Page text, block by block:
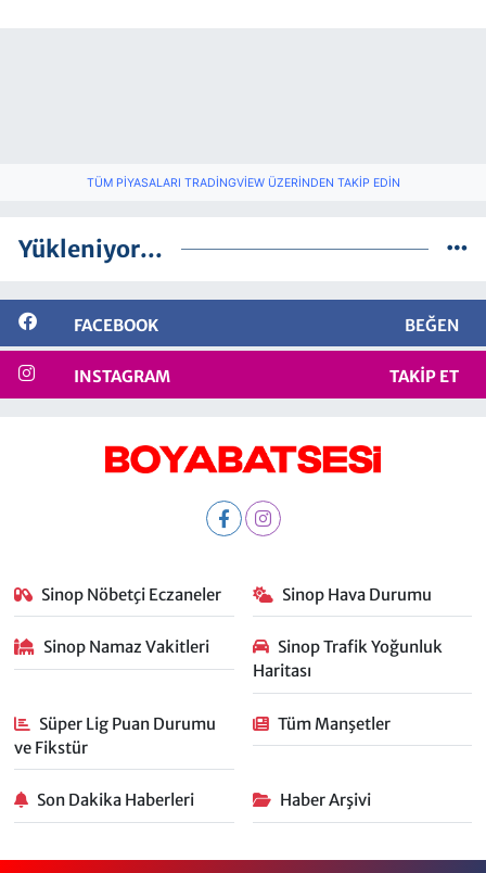
TÜM PIYASALARI TRADINGVIEW ÜZERINDEN TAKIP EDIN
Yükleniyor...
FACEBOOK BEĞEN
INSTAGRAM TAKIP ET
Sinop Nöbetçi Eczaneler Sinop Hava Durumu
Sinop Namaz Vakitleri
Sinop Trafik Yoğunluk
Haritası
Süper Lig Puan Durumu
ve Fikstür
Tüm Manşetler
Son Dakika Haberleri Haber Arşivi